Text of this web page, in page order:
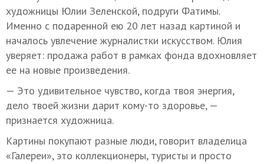
художницы Юлии Зеленской, подруги Фатимы.
Именно с подаренной ею 20 лет назад картиной и
началось увлечение журналистки искусством. Юлия
уверяет: продажа работ в рамках фонда вдохновляет
ее на новые произведения.
— Это удивительное чувство, когда твоя энергия,
дело твоей жизни дарит кому-то здоровье, —
признается художница.
Картины покупают разные люди, говорит владелица
«Галереи», это коллекционеры, туристы и просто